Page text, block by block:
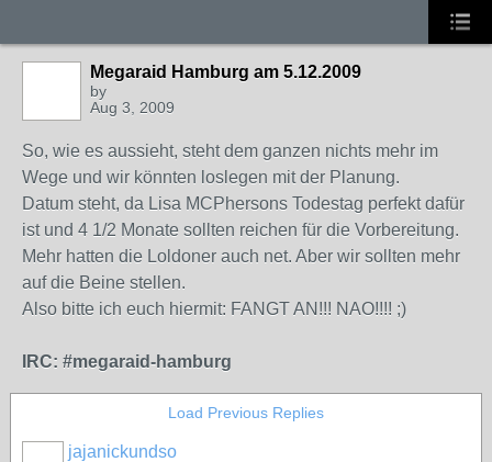
Megaraid Hamburg am 5.12.2009
by
Aug 3, 2009
So, wie es aussieht, steht dem ganzen nichts mehr im
Wege und wir könnten loslegen mit der Planung.
Datum steht, da Lisa MCPhersons Todestag perfekt dafür
ist und 4 1/2 Monate sollten reichen für die Vorbereitung.
Mehr hatten die Loldoner auch net. Aber wir sollten mehr
auf die Beine stellen.
Also bitte ich euch hiermit: FANGT AN!!! NAO!!!! ;)
IRC: #megaraid-hamburg
Load Previous Replies
jajanickundso